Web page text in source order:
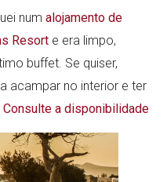
numalojamento de
Resort e era limpo,
buffet. Se quiser,
acampar no interior e ter
Consulte a disponibilidade